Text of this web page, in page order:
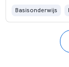
Basisonderwijs